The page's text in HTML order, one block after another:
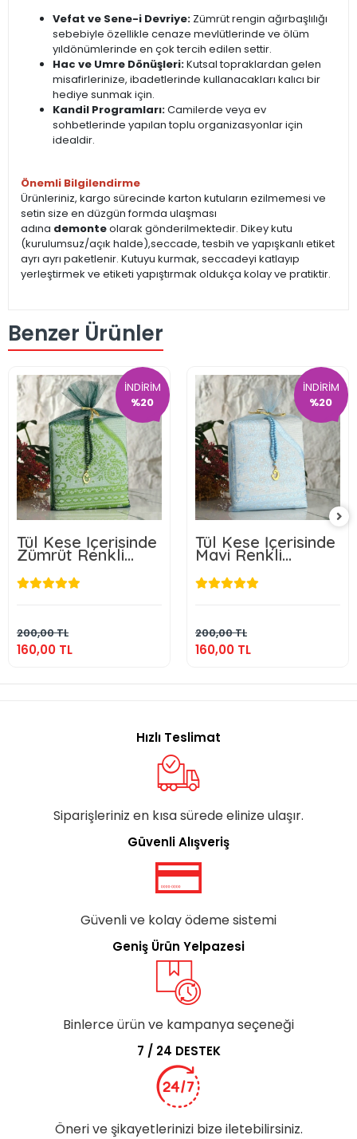
Vefat ve Sene-i Devriye: Zümrüt rengin ağırbaşlılığı
sebebiyle özellikle cenaze mevlütlerinde ve ölüm
yıldönümlerinde en çok tercih edilen settir.
Hac ve Umre Dönüşleri:Kutsal topraklardan gelen
misafirlerinize, ibadetlerinde kullanacakları kalıcı bir
hediye sunmak için.
Kandil Programları:Camilerde veya ev
sohbetlerinde yapılan toplu organizasyonlar için
idealdir.
Önemli Bilgilendirme
Ürünleriniz, kargo sürecinde karton kutuların ezilmemesi ve
setin size en düzgün formda ulaşması
adına demonteolarak gönderilmektedir. Dikey kutu
(kurulumsuz/açık halde),seccade, tesbih ve yapışkanlı etiket
ayrı ayrı paketlenir. Kutuyu kurmak, seccadeyi katlayıp
yerleştirmek ve etiketi yapıştırmak oldukça kolay ve pratiktir.
Benzer Ürünler
İNDİRİM
%20
Tül Kese İçerisinde
Zümrüt Renkli
Seccade ve Tesbih
200,00 TL
160,00 TL
160,00 TL
İNDİRİM
%20
Tül Kese İçerisinde
Mavi Renkli
Seccade ve Tesbih
200,00 TL
160,00 TL
160,00 TL
Hızlı Teslimat
Siparişleriniz en kısa sürede elinize ulaşır.
Güvenli Alışveriş
Güvenli ve kolay ödeme sistemi
Geniş Ürün Yelpazesi
Binlerce ürün ve kampanya seçeneği
7 / 24 DESTEK
Öneri ve şikayetlerinizi bize iletebilirsiniz.